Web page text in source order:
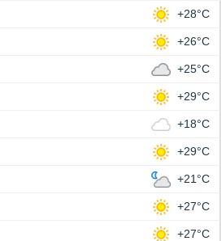
+28°C
+26°C
+25°C
+29°C
+18°C
+29°C
+21°C
+27°C
+27°C